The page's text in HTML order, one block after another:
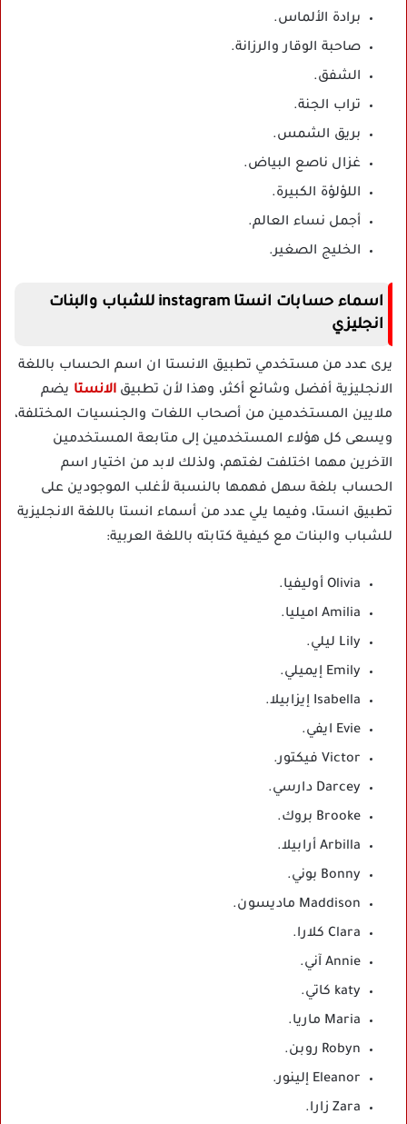
برادة الألماس.
صاحبة الوقار والرزانة.
الشفق.
تراب الجنة.
بريق الشمس.
غزال ناصع البياض.
اللؤلؤة الكبيرة.
أجمل نساء العالم.
الخليج الصغير.
اسماء حسابات انستا instagram للشباب والبنات
انجليزي
يرى عدد من مستخدمي تطبيق الانستا ان اسم الحساب باللغة
الانجليزية أفضل وشائع أكثر، وهذا لأن تطبيق الانستا يضم
ملايين المستخدمين من أصحاب اللغات والجنسيات المختلفة،
ويسعى كل هؤلاء المستخدمين إلى متابعة المستخدمين
الآخرين مهما اختلفت لغتهم، ولذلك لابد من اختيار اسم
الحساب بلغة سهل فهمها بالنسبة لأغلب الموجودين على
تطبيق انستا، وفيما يلي عدد من أسماء انستا باللغة الانجليزية
للشباب والبنات مع كيفية كتابته باللغة العربية:
Olivia أوليفيا.
Amilia اميليا.
Lily ليلي.
Emily إيميلي.
Isabella إيزابيلا.
Evie ايفي.
Victor فيكتور.
Darcey دارسي.
Brooke بروك.
Arbilla أرابيلا.
Bonny بوني.
Maddison ماديسون.
Clara كلارا.
Annie آني.
katy كاتي.
Maria ماريا.
Robyn روبن.
Eleanor إلينور.
Zara زارا.